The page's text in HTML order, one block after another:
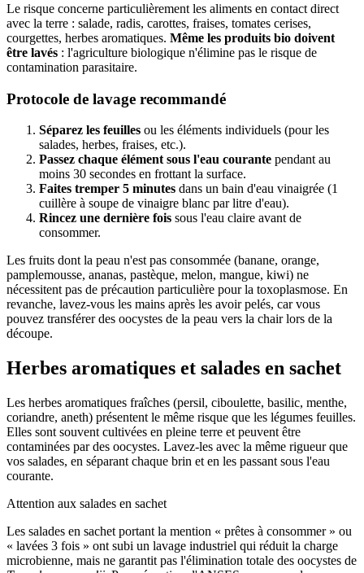
Le risque concerne particulièrement les aliments en contact direct
avec la terre : salade, radis, carottes, fraises, tomates cerises,
courgettes, herbes aromatiques. Même les produits bio doivent
être lavés : l'agriculture biologique n'élimine pas le risque de
contamination parasitaire.
Protocole de lavage recommandé
Séparez les feuilles ou les éléments individuels (pour les
salades, herbes, fraises, etc.).
Passez chaque élément sous l'eau courante pendant au
moins 30 secondes en frottant la surface.
Faites tremper 5 minutes dans un bain d'eau vinaigrée (1
cuillère à soupe de vinaigre blanc par litre d'eau).
Rincez une dernière fois sous l'eau claire avant de
consommer.
Les fruits dont la peau n'est pas consommée (banane, orange,
pamplemousse, ananas, pastèque, melon, mangue, kiwi) ne
nécessitent pas de précaution particulière pour la toxoplasmose. En
revanche, lavez-vous les mains après les avoir pelés, car vous
pouvez transférer des oocystes de la peau vers la chair lors de la
découpe.
Herbes aromatiques et salades en sachet
Les herbes aromatiques fraîches (persil, ciboulette, basilic, menthe,
coriandre, aneth) présentent le même risque que les légumes feuilles.
Elles sont souvent cultivées en pleine terre et peuvent être
contaminées par des oocystes. Lavez-les avec la même rigueur que
vos salades, en séparant chaque brin et en les passant sous l'eau
courante.
Attention aux salades en sachet
Les salades en sachet portant la mention « prêtes à consommer » ou
« lavées 3 fois » ont subi un lavage industriel qui réduit la charge
microbienne, mais ne garantit pas l'élimination totale des oocystes de